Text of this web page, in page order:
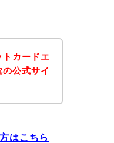
カードエ
公式サイ
はこちら